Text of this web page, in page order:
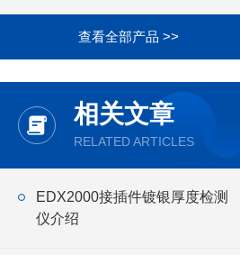
查看全部产品 >>
相关文章
RELATED ARTICLES
EDX2000接插件镀银厚度检测
仪介绍